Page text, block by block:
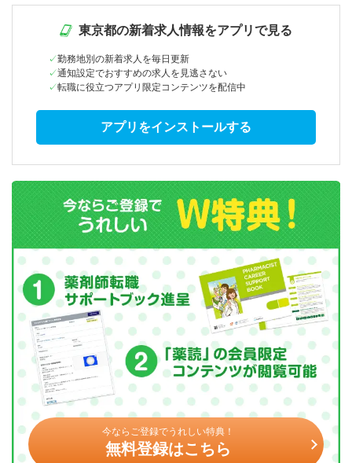
東京都の新着求人情報をアプリで見る
勤務地別の新着求人を毎日更新
通知設定でおすすめの求人を見逃さない
転職に役立つアプリ限定コンテンツを配信中
アプリをインストールする
今ならご登録でうれしい特典！
無料登録はこちら